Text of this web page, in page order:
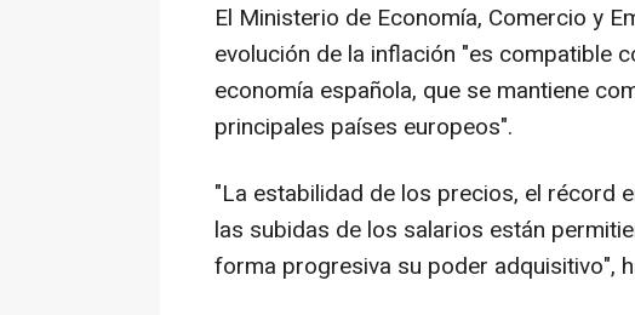
El Ministerio de Economía, Comercio y
evolución de la inflación "es compatible
economía española, que se mantiene
principales países europeos".
"La estabilidad de los precios, el récord
las subidas de los salarios están
forma progresiva su poder adquisitivo",